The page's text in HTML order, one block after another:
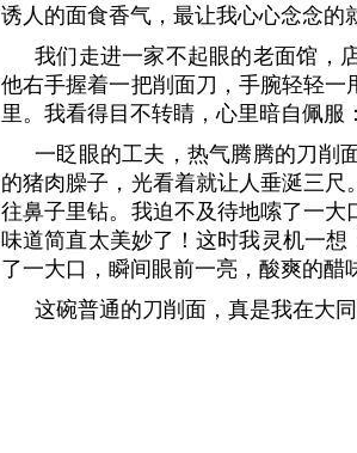
诱人的面食香气，最让我心心念念的
我们走进一家不起眼的老面馆，
他右手握着一把削面刀，手腕轻轻
里。我看得目不转睛，心里暗自佩服
一眨眼的工夫，热气腾腾的刀削
的猪肉臊子，光看着就让人垂涎三
往鼻子里钻。我迫不及待地嗦了一大
味道简直太美妙了！这时我灵机一
了一大口，瞬间眼前一亮，酸爽的醋
这碗普通的刀削面，真是我在大